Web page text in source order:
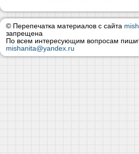
© Перепечатка материалов с сайта
запрещена
По всем интересующим вопросам
mishanita@yandex.ru